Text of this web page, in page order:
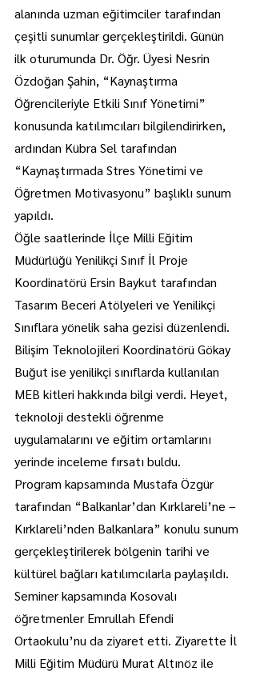
alanında uzman eğitimciler tarafından
çeşitli sunumlar gerçekleştirildi. Günün
ilk oturumunda Dr. Öğr. Üyesi Nesrin
Özdoğan Şahin, “Kaynaştırma
Öğrencileriyle Etkili Sınıf Yönetimi”
konusunda katılımcıları bilgilendirirken,
ardından Kübra Sel tarafından
“Kaynaştırmada Stres Yönetimi ve
Öğretmen Motivasyonu” başlıklı sunum
yapıldı.
Öğle saatlerinde İlçe Milli Eğitim
Müdürlüğü Yenilikçi Sınıf İl Proje
Koordinatörü Ersin Baykut tarafından
Tasarım Beceri Atölyeleri ve Yenilikçi
Sınıflara yönelik saha gezisi düzenlendi.
Bilişim Teknolojileri Koordinatörü Gökay
Buğut ise yenilikçi sınıflarda kullanılan
MEB kitleri hakkında bilgi verdi. Heyet,
teknoloji destekli öğrenme
uygulamalarını ve eğitim ortamlarını
yerinde inceleme fırsatı buldu.
Program kapsamında Mustafa Özgür
tarafından “Balkanlar’dan Kırklareli’ne –
Kırklareli’nden Balkanlara” konulu sunum
gerçekleştirilerek bölgenin tarihi ve
kültürel bağları katılımcılarla paylaşıldı.
Seminer kapsamında Kosovalı
öğretmenler Emrullah Efendi
Ortaokulu’nu da ziyaret etti. Ziyarette İl
Milli Eğitim Müdürü Murat Altınöz ile